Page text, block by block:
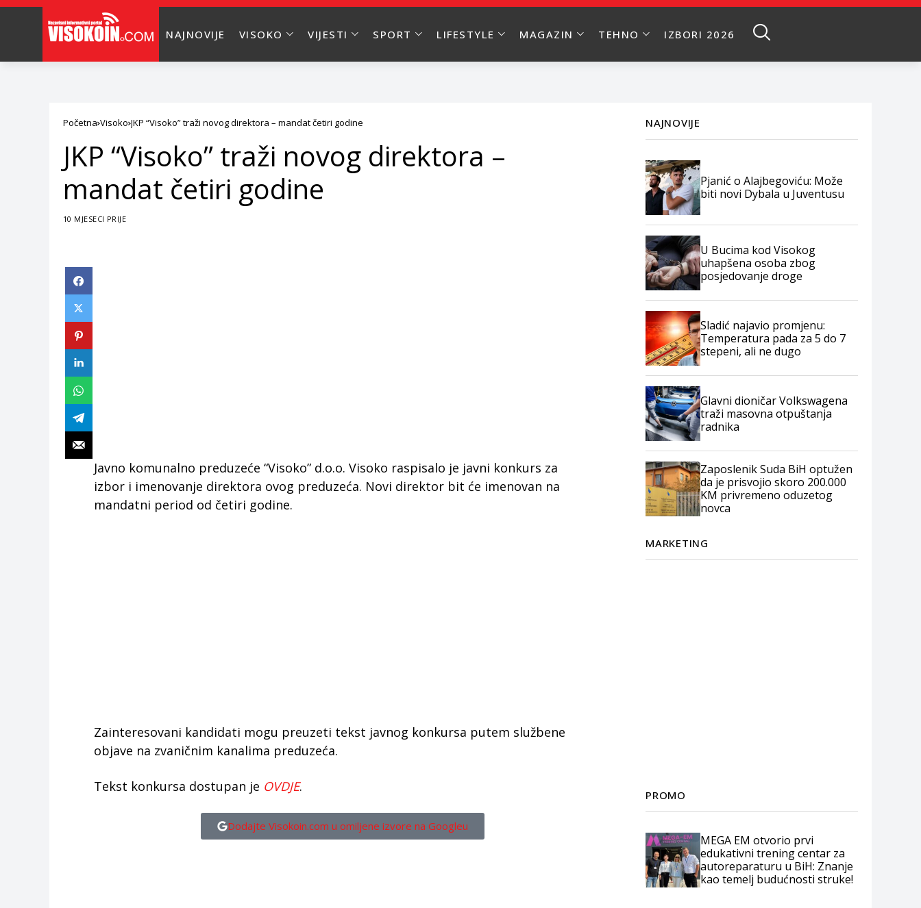
NAJNOVIJE VISOKO VIJESTI SPORT LIFESTYLE MAGAZIN TEHNO IZBORI 2026
Početna Visoko JKP “Visoko” traži novog direktora – mandat četiri godine
JKP “Visoko” traži novog direktora –
mandat četiri godine
10 MJESECI PRIJE
Javno komunalno preduzeće “Visoko” d.o.o. Visoko raspisalo je javni konkurs za
izbor i imenovanje direktora ovog preduzeća. Novi direktor bit će imenovan na
mandatni period od četiri godine.
Zainteresovani kandidati mogu preuzeti tekst javnog konkursa putem službene
objave na zvaničnim kanalima preduzeća.
Tekst konkursa dostupan je OVDJE.
Dodajte Visokoin.com u omiljene izvore na Googleu
NAJNOVIJE
Pjanić o Alajbegoviću: Može
biti novi Dybala u Juventusu
U Bucima kod Visokog
uhapšena osoba zbog
posjedovanje droge
Sladić najavio promjenu:
Temperatura pada za 5 do 7
stepeni, ali ne dugo
Glavni dioničar Volkswagena
traži masovna otpuštanja
radnika
Zaposlenik Suda BiH optužen
da je prisvojio skoro 200.000
KM privremeno oduzetog
novca
MARKETING
PROMO
MEGA EM otvorio prvi
edukativni trening centar za
autoreparaturu u BiH: Znanje
kao temelj budućnosti struke!